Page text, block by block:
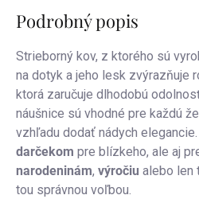
Podrobný popis
Strieborný kov, z ktorého sú
na dotyk a jeho lesk zvýrazňuje
ktorá zaručuje dlhodobú
náušnice sú vhodné pre každú
vzhľadu dodať nádych
darčekom pre blízkeho, ale aj
narodeninám, výročiu alebo len
tou správnou voľbou.